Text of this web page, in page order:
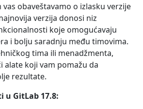
vas obaveštavamo o izlasku verzije
verzija donosi niz
koje omogućavaju
i bolju saradnju među timovima.
tima ili menadžmenta,
alate koji vam pomažu da
rezultate.
u GitLab 17.8: